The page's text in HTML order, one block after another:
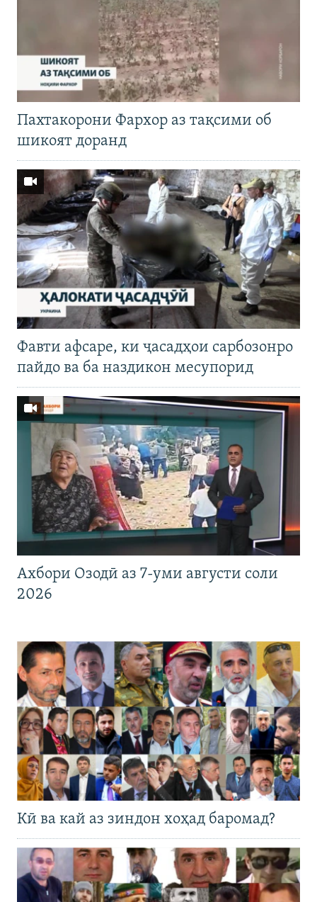
Пахтакорони Фархор аз тақсими об
шикоят доранд
Фавти афсаре, ки ҷасадҳои сарбозонро
пайдо ва ба наздикон месупорид
Ахбори Озодӣ аз 7-уми августи соли
2026
Кӣ ва кай аз зиндон хоҳад баромад?